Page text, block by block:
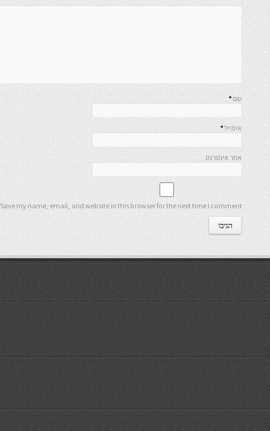
שם *
אימייל*
אתר אינטרנט
Save my name, email, and website in this browser for the next time I comment.